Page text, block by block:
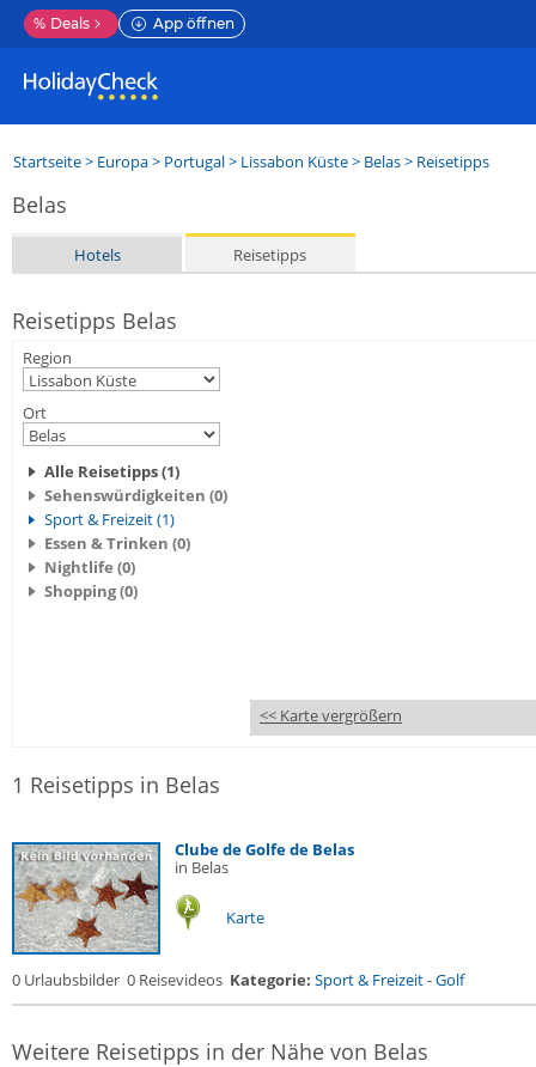
% Deals App öffnen
Startseite> Europa> Portugal> Lissabon Küste> Belas> Reisetipps
Belas
Hotels Reisetipps
Reisetipps Belas
Region
Ort
Alle Reisetipps (1)
Sehenswürdigkeiten (0)
Sport & Freizeit (1)
Essen & Trinken (0)
Nightlife (0)
Shopping (0)
<< Karte vergrößern
1 Reisetipps in Belas
Clube de Golfe de Belas
in Belas
Karte
0 Urlaubsbilder 0 Reisevideos Kategorie: Sport & Freizeit-Golf
Weitere Reisetipps in der Nähe von Belas